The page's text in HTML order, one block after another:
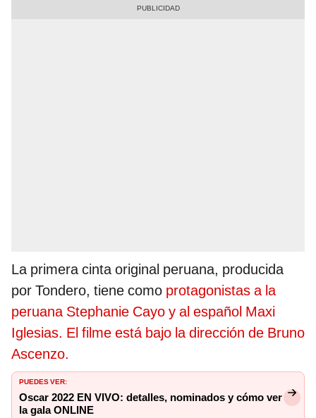
La primera cinta original peruana, producida
por Tondero, tiene como protagonistas a la
peruana Stephanie Cayo y al español Maxi
Iglesias. El filme está bajo la dirección de Bruno
Ascenzo.
PUEDES VER:
Oscar 2022 EN VIVO: detalles, nominados y cómo ver
la gala ONLINE